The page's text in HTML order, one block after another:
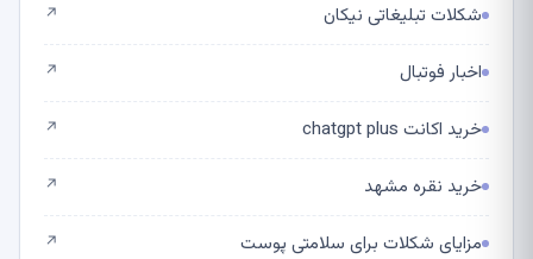
شکلات تبلیغاتی نیکان ↗
اخبار فوتبال ↗
خرید اکانت chatgpt plus ↗
خرید نقره مشهد ↗
مزایای شکلات برای سلامتی پوست ↗